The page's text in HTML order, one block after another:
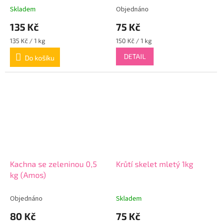
Skladem
135 Kč
Měrná
cena:
135 Kč / 1 kg
Do košíku
Objednáno
75 Kč
Měrná
cena:
150 Kč / 1 kg
DETAIL
Kachna se zeleninou 0,5
kg (Amos)
Objednáno
80 Kč
Krůtí skelet mletý 1kg
Skladem
75 Kč